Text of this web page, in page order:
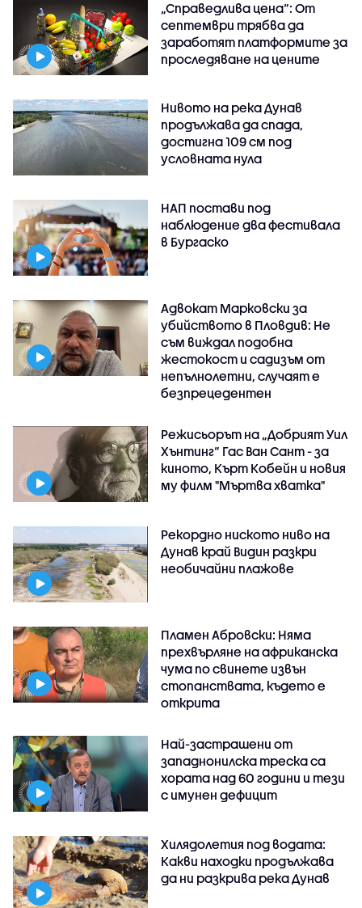
„Справедлива цена“: От
септември трябва да
заработят платформите за
проследяване на цените
Нивото на река Дунав
продължава да спада,
достигна 109 см под
условната нула
НАП постави под
наблюдение два фестивала
в Бургаско
Адвокат Марковски за
убийството в Пловдив: Не
съм виждал подобна
жестокост и садизъм от
непълнолетни, случаят е
безпрецедентен
Режисьорът на „Добрият Уил
Хънтинг“ Гас Ван Сант - за
киното, Кърт Кобейн и новия
му филм "Мъртва хватка"
Рекордно ниското ниво на
Дунав край Видин разкри
необичайни плажове
Пламен Абровски: Няма
прехвърляне на африканска
чума по свинете извън
стопанствата, където е
открита
Най-застрашени от
западнонилска треска са
хората над 60 години и тези
с имунен дефицит
Хилядолетия под водата:
Какви находки продължава
да ни разкрива река Дунав